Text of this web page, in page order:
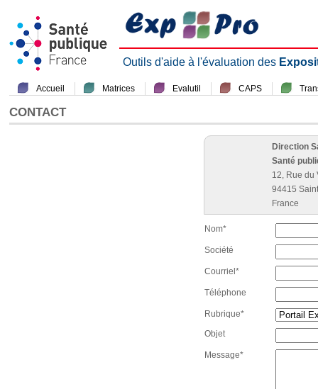
Outils d'aide à l'évaluation des
Accueil Matrices Evalutil CAPS
CONTACT
Direction
Santé
12, Rue du
94415
France
Nom*
Société
Courriel*
Téléphone
Rubrique*
Objet
Message*